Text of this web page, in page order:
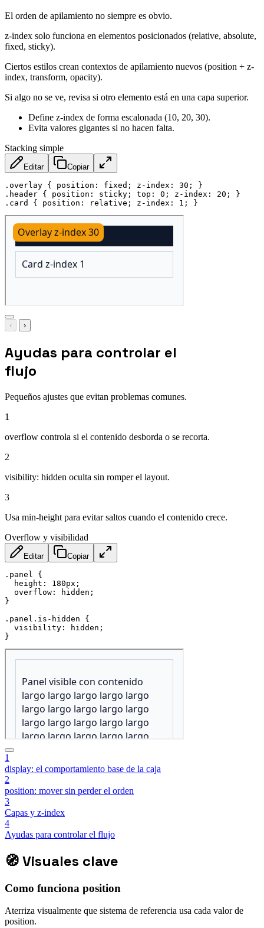
El orden de apilamiento no siempre es obvio.
z-index solo funciona en elementos posicionados (relative, absolute,
fixed, sticky).
Ciertos estilos crean contextos de apilamiento nuevos (position + z-
index, transform, opacity).
Si algo no se ve, revisa si otro elemento está en una capa superior.
Define z-index de forma escalonada (10, 20, 30).
Evita valores gigantes si no hacen falta.
Stacking simple
Editar Copiar
.overlay { position : fixed ; z-index : 30 ;
}
.header { position : sticky ; top : 0 ; z-index : 20 ;
}
.card
{ position : relative ; z-index : 1 ; }
‹ ›
Ayudas para controlar el
flujo
Pequeños ajustes que evitan problemas comunes.
1
overflow controla si el contenido desborda o se recorta.
2
visibility: hidden oculta sin romper el layout.
3
Usa min-height para evitar saltos cuando el contenido crece.
Overflow y visibilidad
Editar Copiar
.panel
{
height : 180px ;
overflow : hidden ;
}
.panel.is-hidden
{
visibility : hidden ;
}
1
display: el comportamiento base de la caja
2
position: mover sin perder el orden
3
Capas y z-index
4
Ayudas para controlar el flujo
🧭Visuales clave
Como funciona position
Aterriza visualmente que sistema de referencia usa cada valor de
position.